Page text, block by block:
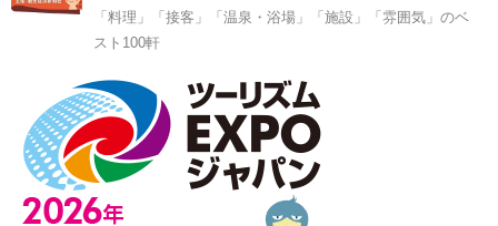
「料理」「接客」「温泉・浴場」「施設」「雰囲気」のベ
スト100軒